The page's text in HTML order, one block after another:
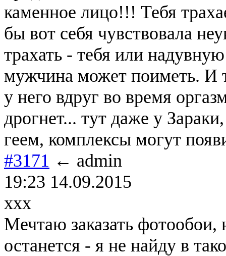
каменное лицо!!! Тебя
бы вот себя чувствовала
трахать - тебя или
мужчина может поиметь. И
у него вдруг во время
дрогнет... тут даже у
геем, комплексы могут
#3171 ← admin
19:23 14.09.2015
xxx
Мечтаю заказать фотообои,
останется - я не найду в